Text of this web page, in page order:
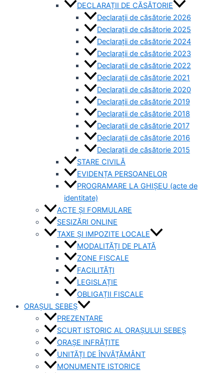
DECLARAȚII DE CĂSĂTORIE
Declarații de căsătorie 2026
Declarații de căsătorie 2025
Declarații de căsătorie 2024
Declarații de căsătorie 2023
Declarații de căsătorie 2022
Declarații de căsătorie 2021
Declarații de căsătorie 2020
Declarații de căsătorie 2019
Declarații de căsătorie 2018
Declarații de căsătorie 2017
Declarații de căsătorie 2016
Declarații de căsătorie 2015
STARE CIVILĂ
EVIDENȚA PERSOANELOR
PROGRAMARE LA GHIȘEU (acte de
identitate)
ACTE ȘI FORMULARE
SESIZĂRI ONLINE
TAXE ȘI IMPOZITE LOCALE
MODALITĂȚI DE PLATĂ
ZONE FISCALE
FACILITĂȚI
LEGISLAȚIE
OBLIGAȚII FISCALE
ORAȘUL SEBEȘ
PREZENTARE
SCURT ISTORIC AL ORAȘULUI SEBEȘ
ORAȘE INFRĂȚITE
UNITĂȚI DE ÎNVĂȚĂMÂNT
MONUMENTE ISTORICE